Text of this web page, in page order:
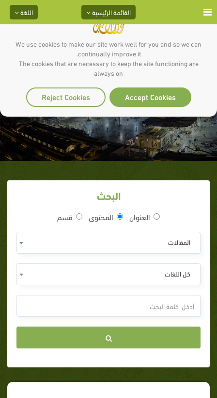
We use cookies to make our site work well for you and so we can
continually improve it.
The cookies that are necessary to keep the site functioning are
always on
Accept Cookies
Reject Cookies
اللغة القائمة الرئيسية
خبر أويس وأم حرام
البحث
العنوان المحتوى قسم
المقالات
كل اللغات